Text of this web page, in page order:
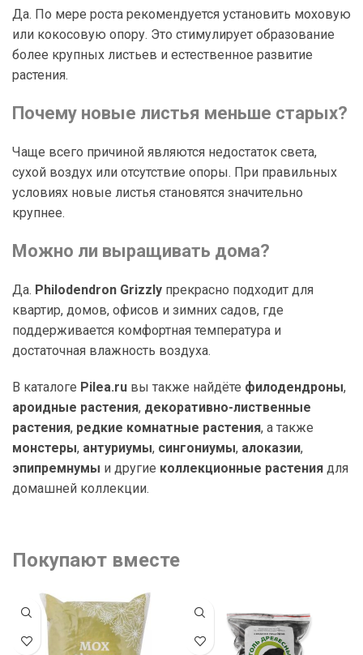
Да. По мере роста рекомендуется установить моховую
или кокосовую опору. Это стимулирует образование
более крупных листьев и естественное развитие
растения.
Почему новые листья меньше старых?
Чаще всего причиной являются недостаток света,
сухой воздух или отсутствие опоры. При правильных
условиях новые листья становятся значительно
крупнее.
Можно ли выращивать дома?
Да. Philodendron Grizzly прекрасно подходит для
квартир, домов, офисов и зимних садов, где
поддерживается комфортная температура и
достаточная влажность воздуха.
В каталоге Pilea.ru вы также найдёте филодендроны,
ароидные растения, декоративно-лиственные
растения, редкие комнатные растения, а также
монстеры, антуриумы, сингониумы, алоказии,
эпипремнумы и другие коллекционные растения для
домашней коллекции.
Покупают вместе